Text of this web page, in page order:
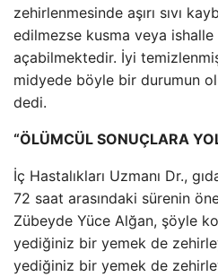
zehirlenmesinde aşırı sıvı
edilmezse kusma veya
açabilmektedir. İyi
midyede böyle bir durumun
dedi.
“ÖLÜMCÜL SONUÇLARA
İç Hastalıkları Uzmanı Dr.,
72 saat arasındaki sürenin
Zübeyde Yüce Alğan, şöyle
yediğiniz bir yemek de
yediğiniz bir yemek de